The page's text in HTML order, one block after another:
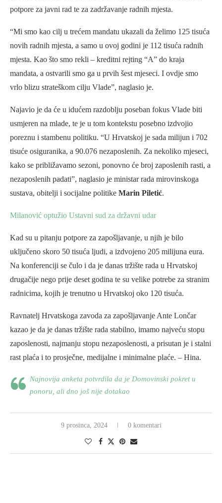
potpore za javni rad te za zadržavanje radnih mjesta.
“Mi smo kao cilj u trećem mandatu ukazali da želimo 125 tisuća
novih radnih mjesta, a samo u ovoj godini je 112 tisuća radnih
mjesta. Kao što smo rekli – kreditni rejting “A” do kraja
mandata, a ostvarili smo ga u prvih šest mjeseci. I ovdje smo
vrlo blizu strateškom cilju Vlade”, naglasio je.
Najavio je da će u idućem razdoblju poseban fokus Vlade biti
usmjeren na mlade, te je u tom kontekstu posebno izdvojio
poreznu i stambenu politiku. “U Hrvatskoj je sada milijun i 702
tisuće osiguranika, a 90.076 nezaposlenih. Za nekoliko mjeseci,
kako se približavamo sezoni, ponovno će broj zaposlenih rasti, a
nezaposlenih padati”, naglasio je ministar rada mirovinskoga
sustava, obitelji i socijalne politike Marin Piletić.
Milanović optužio Ustavni sud za državni udar
Kad su u pitanju potpore za zapošljavanje, u njih je bilo
uključeno skoro 50 tisuća ljudi, a izdvojeno 205 milijuna eura.
Na konferenciji se čulo i da je danas tržište rada u Hrvatskoj
drugačije nego prije deset godina te su velike potrebe za stranim
radnicima, kojih je trenutno u Hrvatskoj oko 120 tisuća.
Ravnatelj Hrvatskoga zavoda za zapošljavanje Ante Lončar
kazao je da je danas tržište rada stabilno, imamo najveću stopu
zaposlenosti, najmanju stopu nezaposlenosti, a prisutan je i stalni
rast plaća i to prosječne, medijalne i minimalne plaće. – Hina.
Najnovija anketa potvrdila da je Domovinski pokret u
ponoru, ali dno još nije dotakao
9 prosinca, 2024 0 komentari